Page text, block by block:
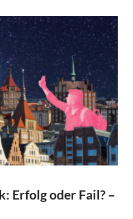
Erfolg oder Fail? –